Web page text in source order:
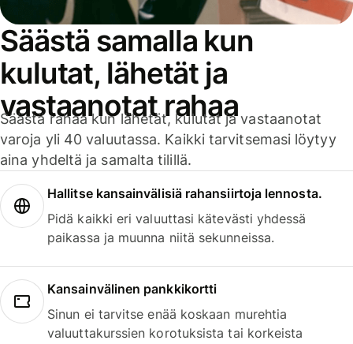
Säästä samalla kun
kulutat, lähetät ja
vastaanotat rahaa
Säästä rahaa kun lähetät, kulutat ja vastaanotat
varoja yli 40 valuutassa. Kaikki tarvitsemasi löytyy
aina yhdeltä ja samalta tilillä.
Hallitse kansainvälisiä rahansiirtoja lennosta.
Pidä kaikki eri valuuttasi kätevästi yhdessä
paikassa ja muunna niitä sekunneissa.
Kansainvälinen pankkikortti
Sinun ei tarvitse enää koskaan murehtia
valuuttakurssien korotuksista tai korkeista